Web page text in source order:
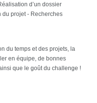
d’un dossier
du projet - Recherches
du temps et des projets, la
en équipe, de bonnes
que le goût du challenge !